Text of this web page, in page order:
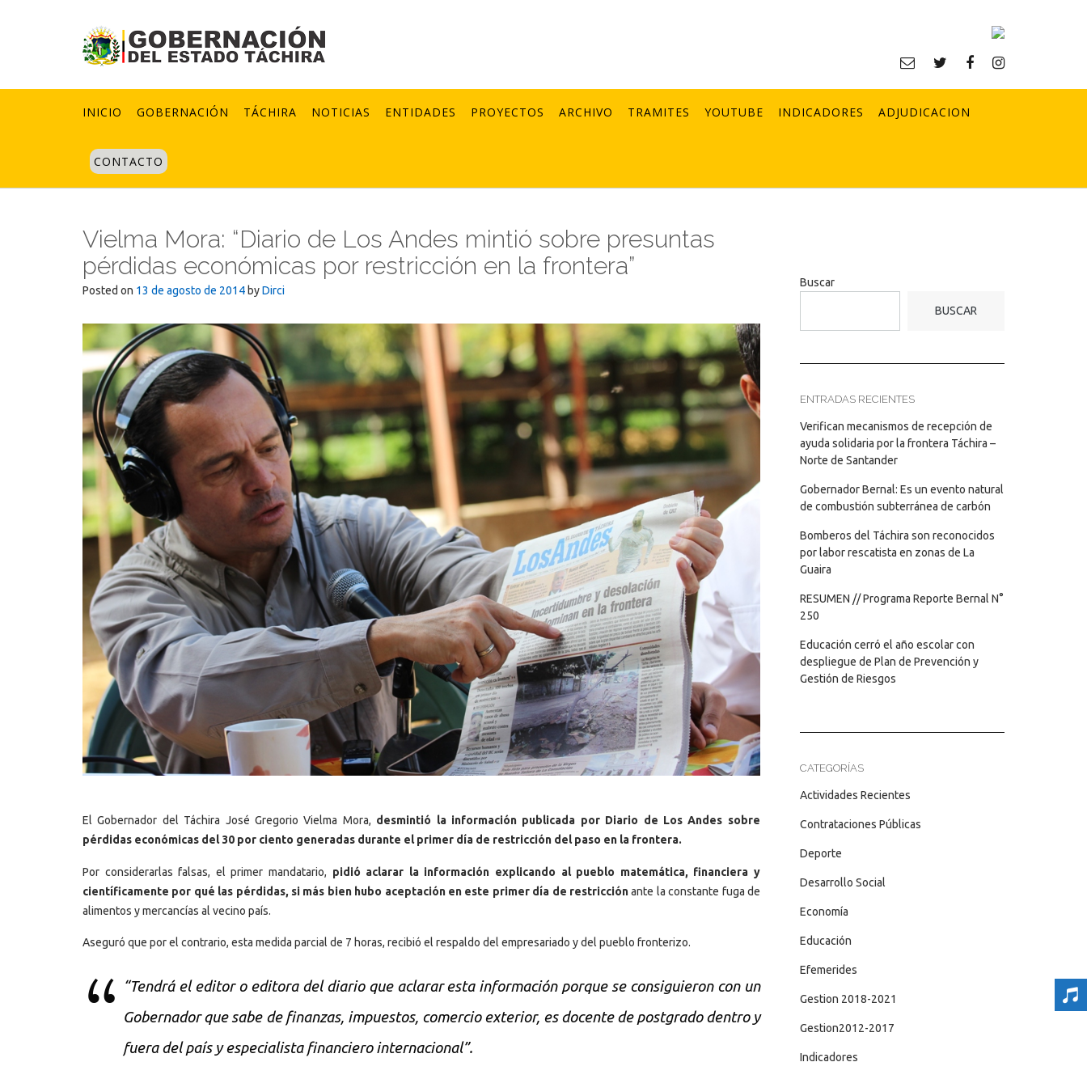
INICIO GOBERNACIÓN TÁCHIRA NOTICIAS ENTIDADES PROYECTOS ARCHIVO TRAMITES YOUTUBE INDICADORES ADJUDICACION
CONTACTO
Vielma Mora: “Diario de Los Andes mintió sobre presuntas
pérdidas económicas por restricción en la frontera”
Posted on 13 de agosto de 2014 byDirci
El Gobernador del Táchira José Gregorio Vielma Mora, desmintió la información publicada por Diario de Los Andes sobre
pérdidas económicas del 30 por ciento generadas durante el primer día de restricción del paso en la frontera.
Por considerarlas falsas, el primer mandatario, pidió aclarar la información explicando al pueblo matemática, financiera y
científicamente por qué las pérdidas, si más bien hubo aceptación en este primer día de restricciónante la constante fuga de
alimentos y mercancías al vecino país.
Aseguró que por el contrario, esta medida parcial de 7 horas, recibió el respaldo del empresariado y del pueblo fronterizo.
“Tendrá el editor o editora del diario que aclarar esta información porque se consiguieron con un
Gobernador que sabe de finanzas, impuestos, comercio exterior, es docente de postgrado dentro y
fuera del país y especialista financiero internacional”.
Buscar
BUSCAR
ENTRADAS RECIENTES
Verifican mecanismos de recepción de
ayuda solidaria por la frontera Táchira –
Norte de Santander
Gobernador Bernal: Es un evento natural
de combustión subterránea de carbón
Bomberos del Táchira son reconocidos
por labor rescatista en zonas de La
Guaira
RESUMEN // Programa Reporte Bernal N°
250
Educación cerró el año escolar con
despliegue de Plan de Prevención y
Gestión de Riesgos
CATEGORÍAS
Actividades Recientes
Contrataciones Públicas
Deporte
Desarrollo Social
Economía
Educación
Efemerides
Gestion 2018-2021
Gestion2012-2017
Indicadores